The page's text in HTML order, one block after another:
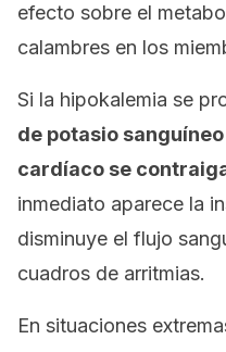
efecto sobre el
calambres en los
Si la hipokalemia se
de potasio
cardíaco se
inmediato aparece la
disminuye el flujo
cuadros de arritmias.
En situaciones